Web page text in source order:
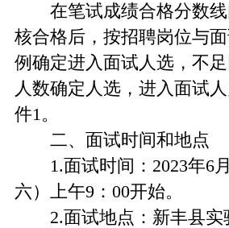
在笔试成绩合格分数线
核合格后，按招聘岗位与
例确定进入面试人选，不
人数确定人选，进入面试
件1。
二、面试时间和地点
1.面试时间：2023年6月
六）上午9：00开始。
2.面试地点：新丰县实